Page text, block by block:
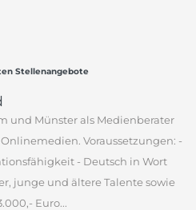
Stellenangebote
und Münster als Medienberater
Voraussetzungen: -
- Deutsch in Wort
junge und ältere Talente sowie
Euro...